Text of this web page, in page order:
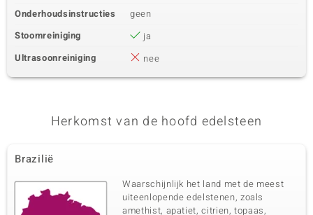
Onderhoudsinstructies
geen
Stoomreiniging
ja
Ultrasoonreiniging
nee
Herkomst van de hoofd edelsteen
Brazilië
Waarschijnlijk het land met de meest
uiteenlopende edelstenen, zoals
amethist, apatiet, citrien, topaas,